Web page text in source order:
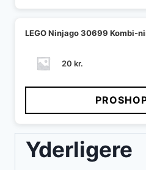
LEGO Ninjago 30699 Kombi-
20 kr.
Yderligere